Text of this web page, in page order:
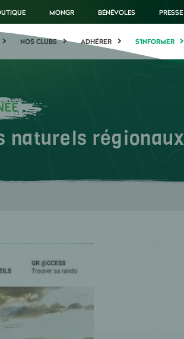
MONGR BÉNÉVOLES PRESSE
NOS CLUBS ADHÉRER S'INFORMER
naturels régionaux